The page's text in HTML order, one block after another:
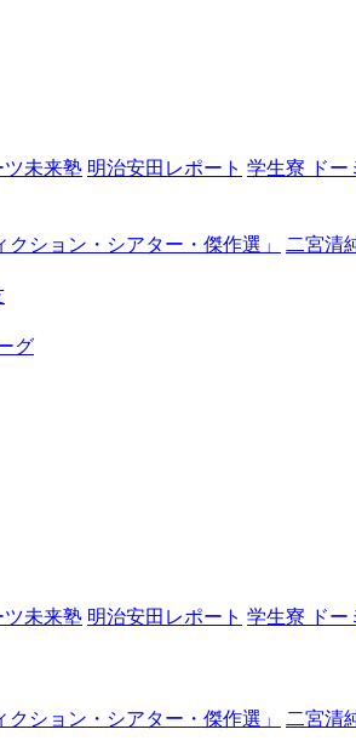
ツ未来塾 明治安田レポート 学生寮 ドー
ション・シアター・傑作選」
二宮清
グ
ツ未来塾 明治安田レポート 学生寮 ドー
ション・シアター・傑作選」
二宮清